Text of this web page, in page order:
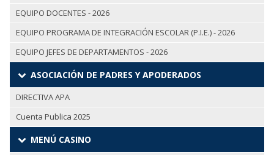
EQUIPO DOCENTES - 2026
EQUIPO PROGRAMA DE INTEGRACIÓN ESCOLAR (P.I.E.) - 2026
EQUIPO JEFES DE DEPARTAMENTOS - 2026
ASOCIACIÓN DE PADRES Y APODERADOS
DIRECTIVA APA
Cuenta Publica 2025
MENÚ CASINO